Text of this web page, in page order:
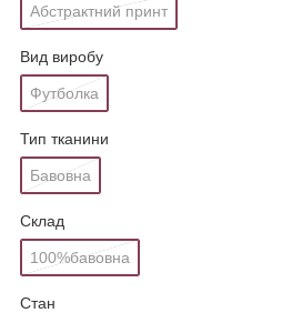
Абстрактний принт
Вид виробу
Футболка
Тип тканини
Бавовна
Склад
100%бавовна
Стан